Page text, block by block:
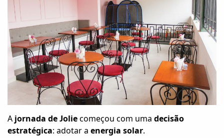
A jornada de Joliecomeçou com uma decisão
estratégica: adotar a energia solar.